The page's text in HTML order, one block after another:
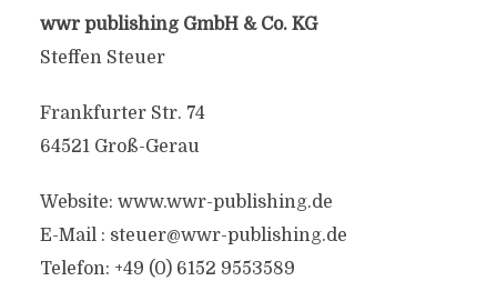
wwr publishing GmbH & Co. KG
Steffen Steuer
Frankfurter Str. 74
64521 Groß-Gerau
Website: www.wwr-publishing.de
E-Mail : steuer@wwr-publishing.de
Telefon: +49 (0) 6152 9553589